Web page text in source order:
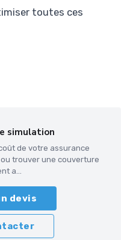
toutes ces
simulation
de votre assurance
trouver une couverture
a...
devis